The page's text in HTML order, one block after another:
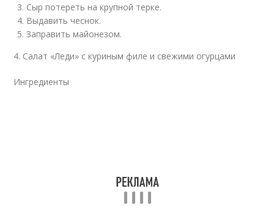
Сыр потереть на крупной терке.
Выдавить чеснок.
Заправить майонезом.
4. Салат «Леди» с куриным филе и свежими огурцами
Ингредиенты